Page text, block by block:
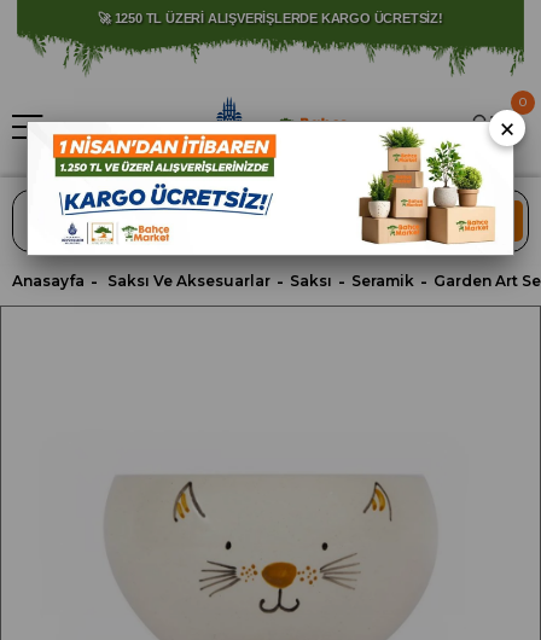
🚀 1250 TL ÜZERİ ALIŞVERİŞLERDE KARGO ÜCRETSİZ!
⚠️ SATIŞLARIMIZ YALNIZCA İSTANBUL İLİ İLE SINIRLIDIR.
ARA
0
Anasayfa Saksı Ve Aksesuarlar Saksı Seramik
×